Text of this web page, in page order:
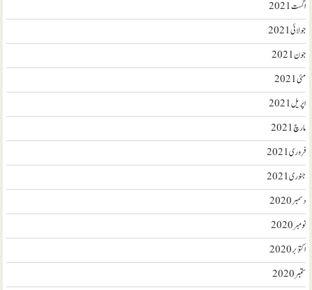
اگست 2021
جولائی 2021
جون 2021
مئی 2021
اپریل 2021
مارچ 2021
فروری 2021
جنوری 2021
دسمبر 2020
نومبر 2020
اکتوبر 2020
ستمبر 2020